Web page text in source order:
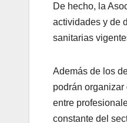
De hecho, la
actividades y de
sanitarias
Además de los
podrán
entre
constante del